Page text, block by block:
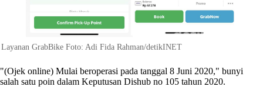
Layanan GrabBike Foto: Adi Fida Rahman/detikINET
"(Ojek online) Mulai beroperasi pada tanggal 8 Juni 2020," bunyi
salah satu poin dalam Keputusan Dishub no 105 tahun 2020.